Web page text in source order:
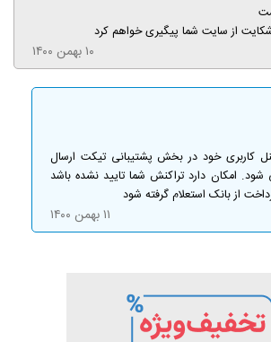
از سایت شما پیگیری خواهم کرد
۱۰ بهمن ۱۴۰۰
کاربری خود در بخش پشتیبانی تیکت ارسال
امکان دارد تراکنش شما تایید نشده باشد
از بانک استعلام گرفته شود
۱۱ بهمن ۱۴۰۰